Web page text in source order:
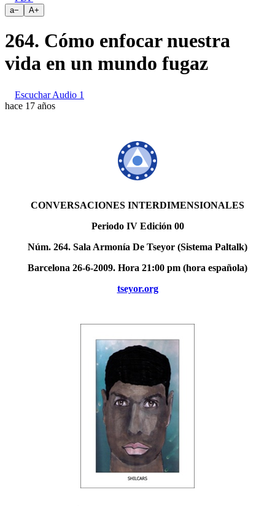
a− A+
264. Cómo enfocar nuestra
vida en un mundo fugaz
Escuchar Audio 1
hace 17 años
CONVERSACIONES INTERDIMENSIONALES
Periodo IV Edición 00
Núm. 264. Sala Armonía De Tseyor (Sistema Paltalk)
Barcelona 26-6-2009. Hora 21:00 pm (hora española)
tseyor.org